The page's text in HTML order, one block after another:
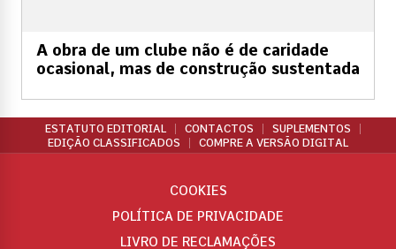
A obra de um clube não é de caridade
ocasional, mas de construção sustentada
ESTATUTO EDITORIAL CONTACTOS
SUPLEMENTOS
EDIÇÃO CLASSIFICADOS
COMPRE A VERSÃO DIGITAL
COOKIES
POLÍTICA DE PRIVACIDADE
LIVRO DE RECLAMAÇÕES